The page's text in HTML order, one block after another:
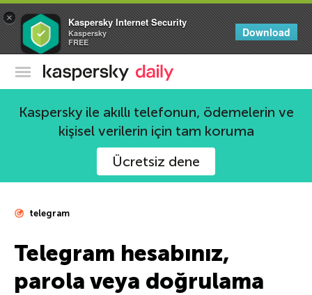
× Kaspersky Internet Security
Kaspersky
FREE
Download
Kaspersky Resmi Blogu
Kaspersky ile akıllı telefonun, ödemelerin ve
kişisel verilerin için tam koruma
Ücretsiz dene
telegram
Telegram hesabınız,
parola veya doğrulama